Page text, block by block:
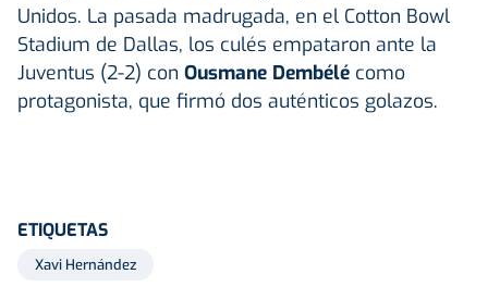
Unidos. La pasada madrugada, en el Cotton Bowl
Stadium de Dallas, los culés empataron ante la
Juventus (2-2) con Ousmane Dembélé como
protagonista, que firmó dos auténticos golazos.
ETIQUETAS
Xavi Hernández